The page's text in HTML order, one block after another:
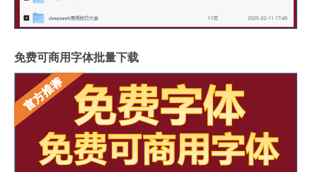
免费可商用字体批量下载